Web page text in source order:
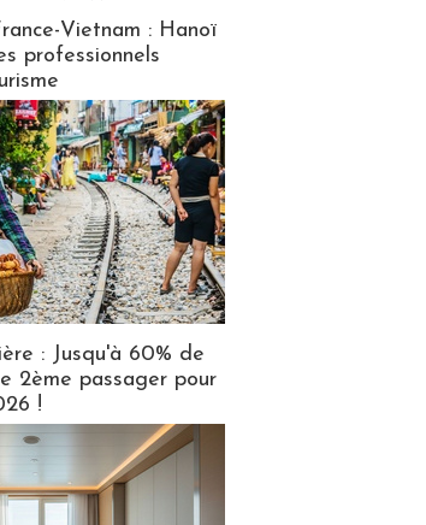
Vietnam : Hanoï
professionnels
: Jusqu'à 60% de
2ème passager pour
!